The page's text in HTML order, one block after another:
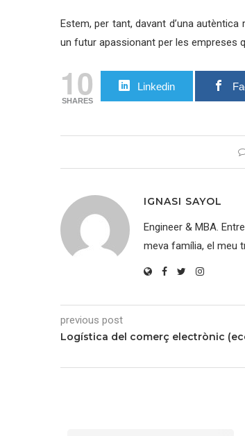
Estem, per tant, davant d’una
un futur apassionant per les empreses
10
SHARES
Linkedin
IGNASI SAYOL
Engineer & MBA.
meva família, el meu
previous post
Logística del comerç electrònic